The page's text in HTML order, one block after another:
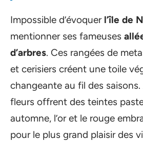
Impossible d’évoquer l’île de
mentionner ses fameuses
d’arbres. Ces rangées de
et cerisiers créent une toile
changeante au fil des
fleurs offrent des teintes
automne, l’or et le rouge
pour le plus grand plaisir des